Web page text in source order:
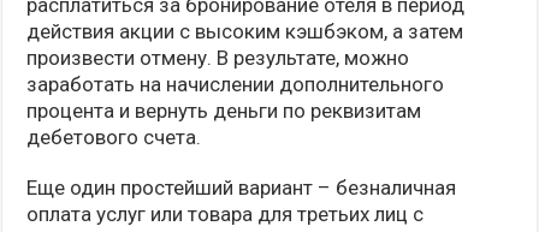
расплатиться за бронирование отеля в период
действия акции с высоким кэшбэком, а затем
произвести отмену. В результате, можно
заработать на начислении дополнительного
процента и вернуть деньги по реквизитам
дебетового счета.
Еще один простейший вариант – безналичная
оплата услуг или товара для третьих лиц с